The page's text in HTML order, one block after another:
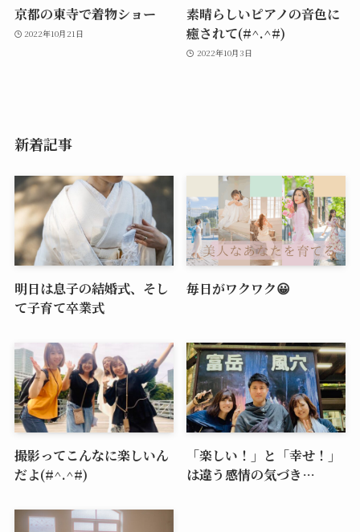
京都の東寺で着物ショー
2022年10月21日
素晴らしいピアノの音色に
癒されて(#^.^#)
2022年10月3日
新着記事
明日は息子の結婚式、そし
て子育て卒業式
毎日がワクワク😀
撮影ってこんなに楽しいん
だよ(#^.^#)
「楽しい！」と「幸せ！」
は違う感情の気づき…